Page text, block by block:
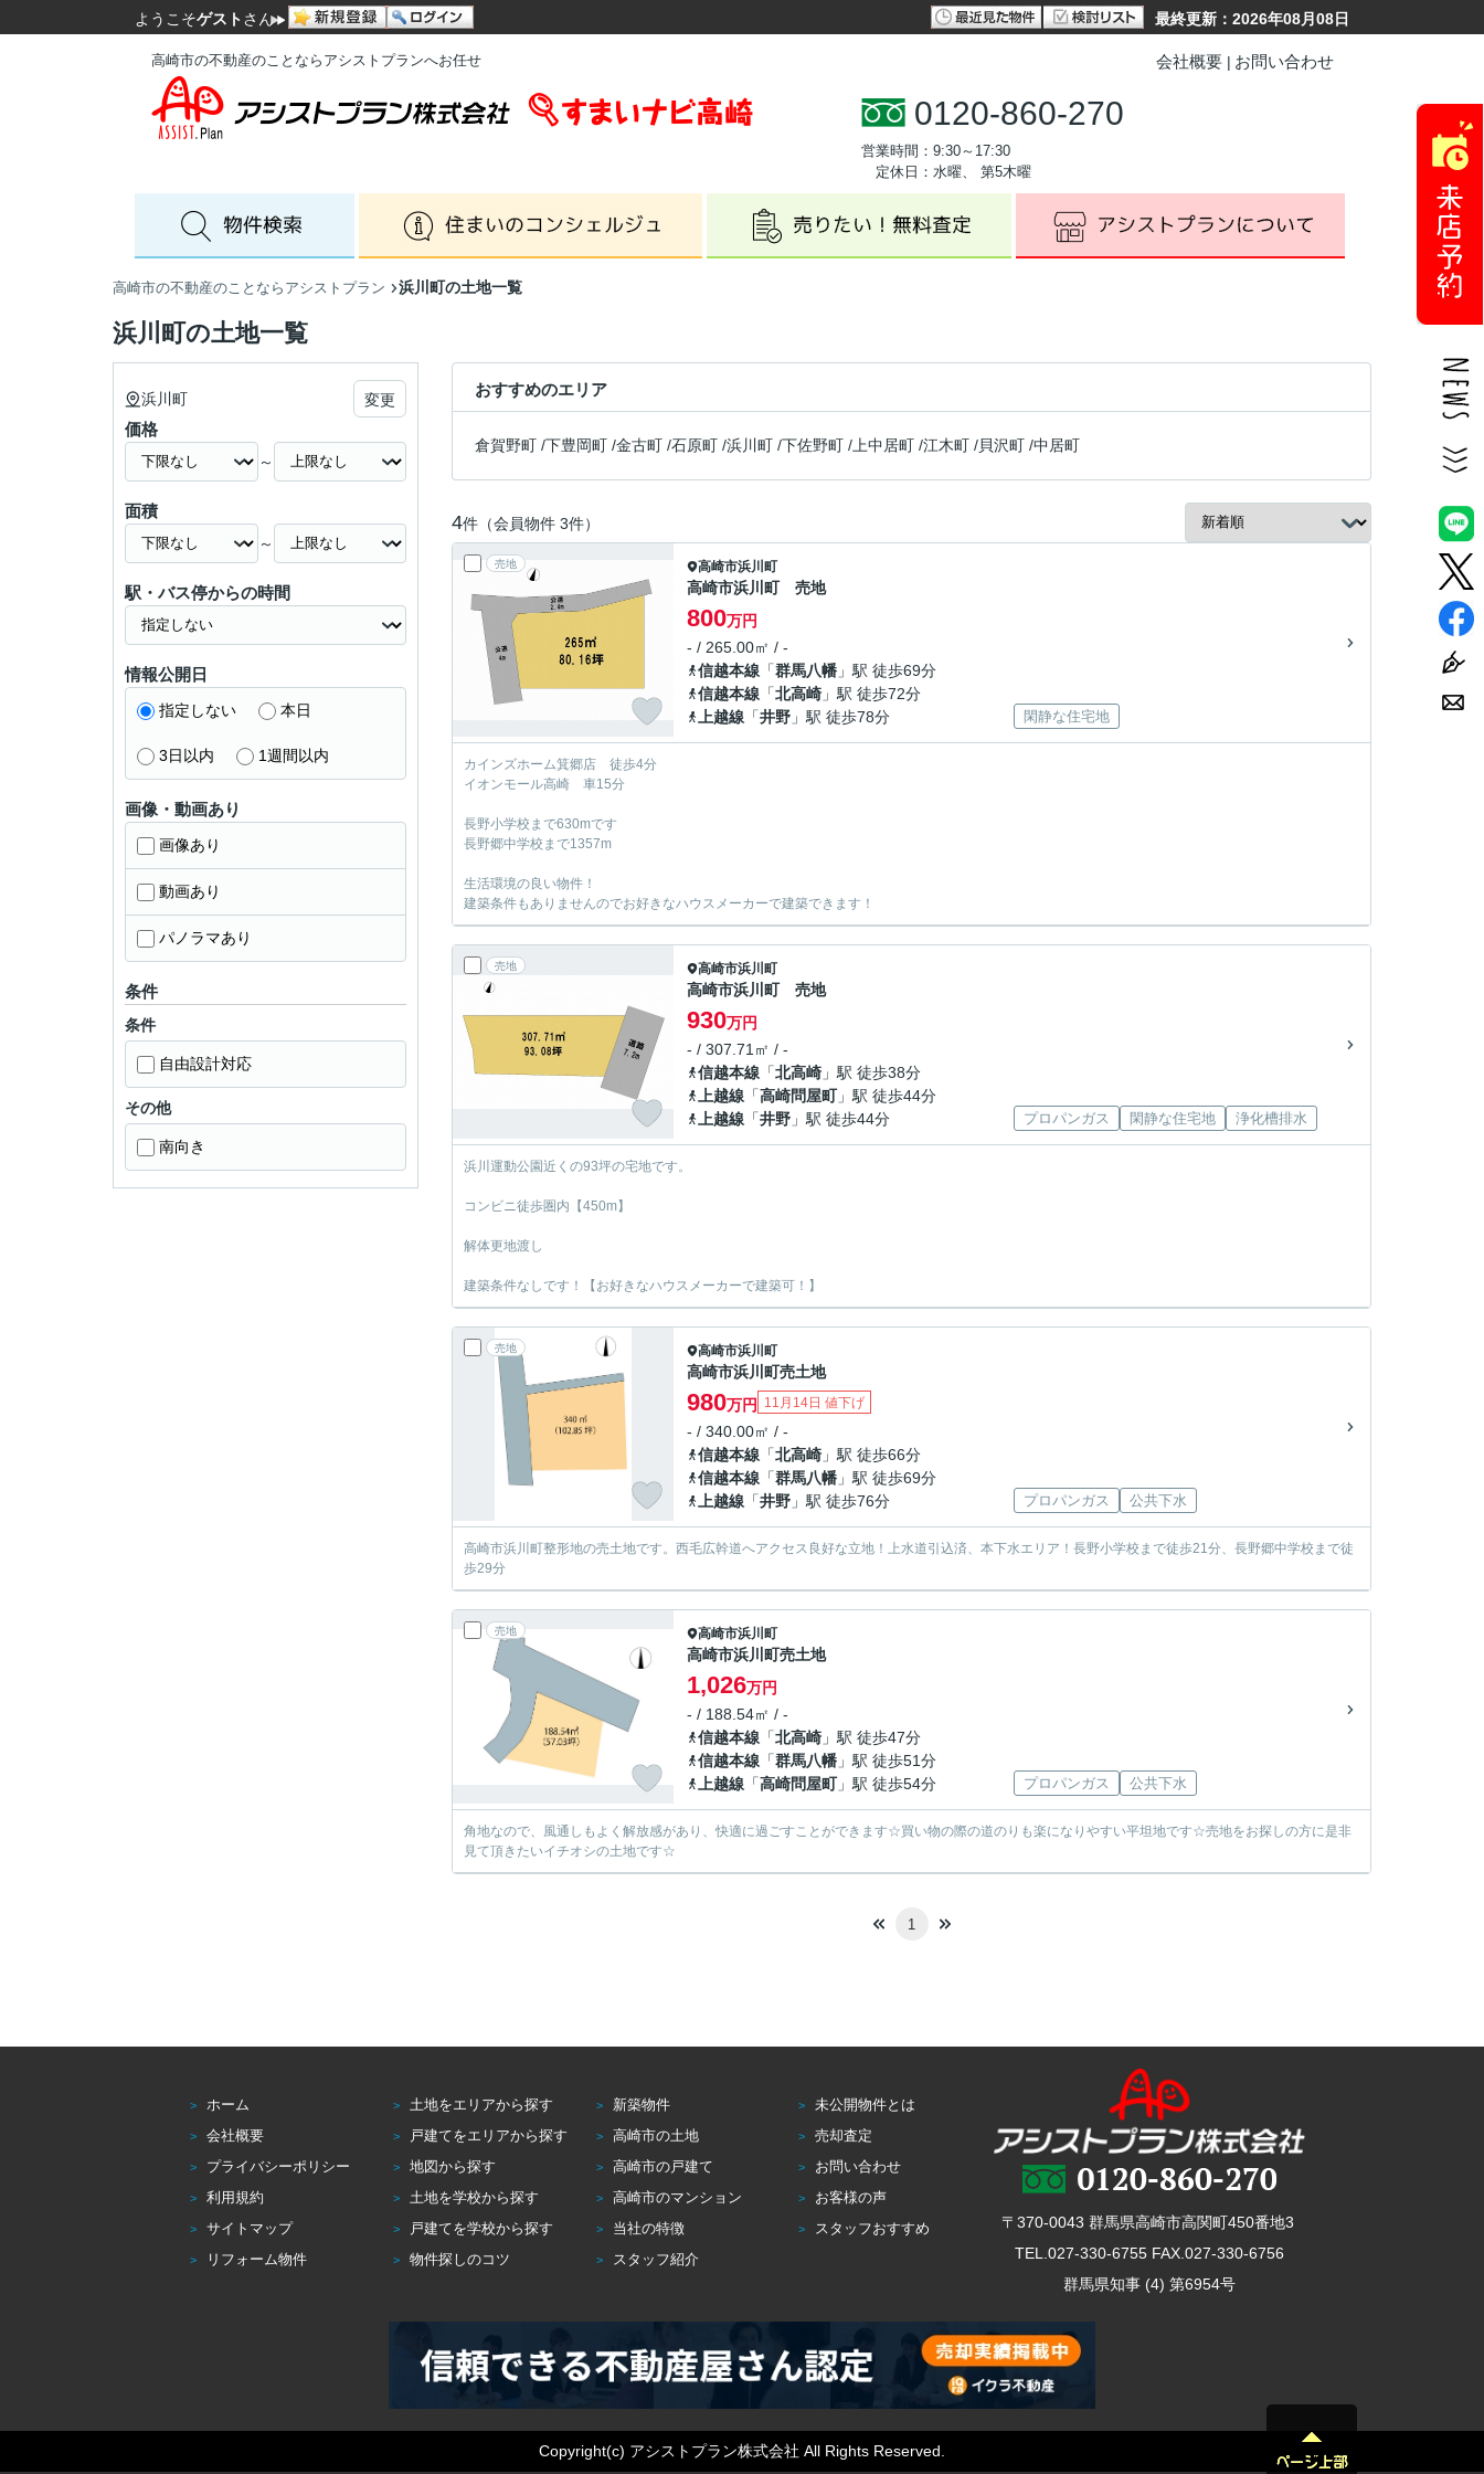
ようこそゲスト さん 最終更新：2026年08月08日
高崎市の不動産のことならアシストプランへお任せ 会社概要 お問い合わせ
0120-860-270
営業時間：9:30～17:30
定休日：水曜、 第5木曜
高崎市の不動産のことならアシストプラン 浜川町の土地一覧
浜川町の土地一覧
おすすめのエリア
倉賀野町 /下豊岡町 /金古町 /石原町 /浜川町 /下佐野町 / 上中居町 /江木町 /貝沢町 /中居町
4件（会員物件 3件）
売地 高崎市浜川町
高崎市浜川町 売地
800万円
- / 265.00㎡ / -
信越本線 「群馬八幡 」駅 徒歩69分
信越本線 「北高崎 」駅 徒歩72分
上越線 「井野 」駅 徒歩78分 閑静な住宅地
カインズホーム箕郷店 徒歩4分
イオンモール高崎 車15分
長野小学校まで630mです
長野郷中学校まで1357m
生活環境の良い物件！
建築条件もありませんのでお好きなハウスメーカーで建築できます！
売地 高崎市浜川町
高崎市浜川町 売地
930万円
- / 307.71㎡ / -
信越本線 「北高崎 」駅 徒歩38分
上越線 「高崎問屋町」駅 徒歩44分
上越線 「井野 」駅 徒歩44分 プロパンガス 閑静な住宅地 浄化槽排水
浜川運動公園近くの93坪の宅地です。
コンビニ徒歩圏内【450m】
解体更地渡し
建築条件なしです！【お好きなハウスメーカーで建築可！】
売地 高崎市浜川町
高崎市浜川町売土地
980万円 11月14日 値下げ
- / 340.00㎡ / -
信越本線 「北高崎 」駅 徒歩66分
信越本線 「群馬八幡 」駅 徒歩69分
上越線 「井野 」駅 徒歩76分 プロパンガス 公共下水
高崎市浜川町整形地の売土地です。西毛広幹道へアクセス良好な立地！上水道引込済、本下水エリア！長野小学校まで徒歩21分、長野郷中学校まで徒
歩29分
売地 高崎市浜川町
高崎市浜川町売土地
1,026万円
- / 188.54㎡ / -
信越本線 「北高崎 」駅 徒歩47分
信越本線 「群馬八幡 」駅 徒歩51分
上越線 「高崎問屋町」駅 徒歩54分 プロパンガス 公共下水
角地なので、風通しもよく解放感があり、快適に過ごすことができます☆買い物の際の道のりも楽になりやすい平坦地です☆売地をお探しの方に是非
見て頂きたいイチオシの土地です☆
1
浜川町 変更
価格
～
面積
～
駅・バス停からの時間
情報公開日
指定しない 本日
3日以内 1週間以内
画像・動画あり
画像あり
動画あり
パノラマあり
条件
条件
自由設計対応
その他
南向き
ホーム 土地をエリアから探す 新築物件
未公開物件とは
会社概要
戸建てをエリアから探す 高崎市の土地
売却査定
プライバシーポリシー
地図から探す 高崎市の戸建て
お問い合わせ
利用規約
土地を学校から探す 高崎市のマンション
お客様の声
サイトマップ
戸建てを学校から探す 当社の特徴
スタッフおすすめ
リフォーム物件
物件探しのコツ スタッフ紹介
〒370-0043 群馬県高崎市高関町450番地3
TEL.027-330-6755 FAX.027-330-6756
群馬県知事 (4) 第6954号
Copyright(c) アシストプラン株式会社 All Rights Reserved.